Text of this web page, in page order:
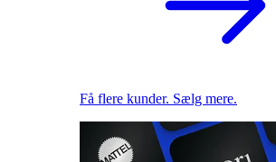
Få flere kunder. Sælg mere.